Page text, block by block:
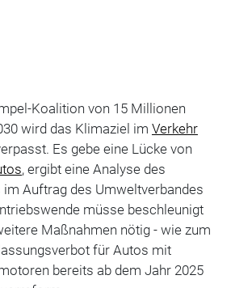
Koalition von 15 Millionen
wird das Klimaziel im Verkehr
Es gebe eine Lücke von
, ergibt eine Analyse des
Auftrag des Umweltverbandes
müsse beschleunigt
Maßnahmen nötig - wie zum
für Autos mit
bereits ab dem Jahr 2025